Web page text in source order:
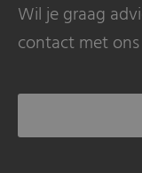
Wil je graag
contact met